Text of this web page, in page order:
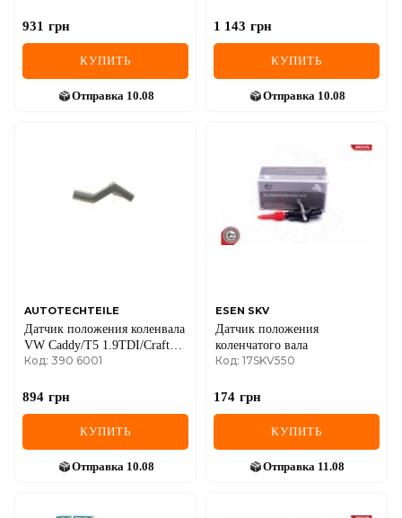
931 грн
КУПИТЬ
Отправка 10.08
1 143 грн
КУПИТЬ
Отправка 10.08
AUTOTECHTEILE
Датчик положения коленвала
VW Caddy/T5 1.9TDI/Crafter
2.5TDI (9060.01)
Код: 390 6001
894 грн
КУПИТЬ
Отправка 10.08
ESEN SKV
Датчик положения
коленчатого вала
Код: 17SKV550
174 грн
КУПИТЬ
Отправка 11.08